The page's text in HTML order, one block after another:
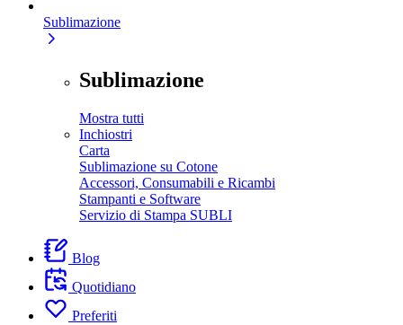
Sublimazione
Sublimazione
Mostra tutti
Inchiostri
Carta
Sublimazione su Cotone
Accessori, Consumabili e Ricambi
Stampanti e Software
Servizio di Stampa SUBLI
Blog
Quotidiano
Preferiti